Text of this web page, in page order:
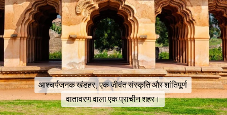
आश्चर्यजनक खंडहर, एक जीवंत संस्कृति और शांतिपूर्ण
वातावरण वाला एक प्राचीन शहर।
आश्चर्यजनक खंडहर, एक जीवंत संस्कृति और शांतिपूर्ण
वातावरण वाला एक प्राचीन शहर।